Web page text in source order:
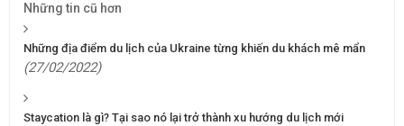
Những tin cũ hơn
Những địa điểm du lịch của Ukraine từng khiến du khách mê mẩn
(27/02/2022)
Staycation là gì? Tại sao nó lại trở thành xu hướng du lịch mới